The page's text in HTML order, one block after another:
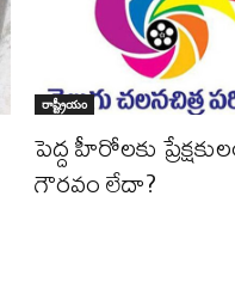
రాష్ట్రీయం
పెద్ద హీరోల‌కు
గౌర‌వం లేదా?